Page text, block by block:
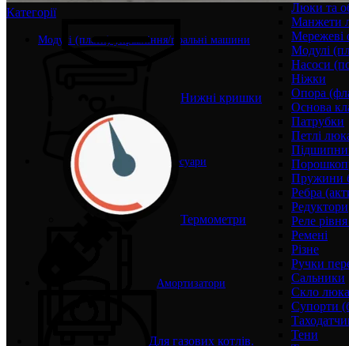
Люки та
Манжети
Мережеві
Модулі
Насоси
Ніжки
Опора
Основа
Патрубки
Петлі
Пружини
Ребра
Редуктори
Реле
Ремені
Різне
Ручки
Сальники
Скло люка
Супорти
Тени
Нижні кришки
Термометри
Для газових котлів.
Категорії
Модулі (плати) управління/пральні машини
Аксесуари
Амортизатори